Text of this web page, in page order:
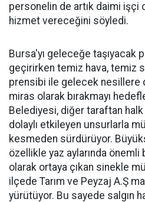
personelin de artık daimi işçi
hizmet vereceğini söyledi.
Bursa'yı geleceğe taşıyacak
geçirirken temiz hava, temiz
prensibi ile gelecek nesillere
miras olarak bırakmayı
Belediyesi, diğer taraftan halk
dolaylı etkileyen unsurlarla
kesmeden sürdürüyor.
özellikle yaz aylarında önemli
olarak ortaya çıkan sinekle
ilçede Tarım ve Peyzaj A.Ş
yürütüyor. Bu sayede salgın